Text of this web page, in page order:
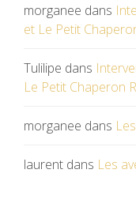
morganee dans
et Le Petit
Tulilipe dans
Le Petit Chaperon
morganee dans
laurent dans Les